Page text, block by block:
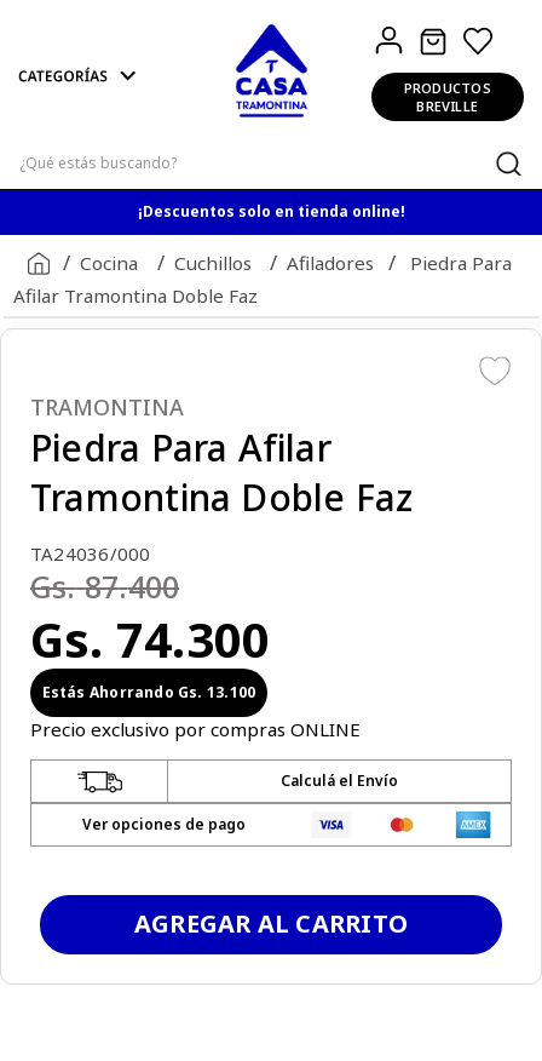
PRODUCTOS
BREVILLE
¡Descuentos solo en tienda online!
Cocina Cuchillos Afiladores
Piedra Para
Afilar Tramontina Doble Faz
TRAMONTINA
Piedra Para Afilar
Tramontina Doble Faz
TA24036/000
Gs. 87.400
Gs. 74.300
Gs. 13.100
Precio exclusivo por compras ONLINE
Calculá el Envío
Ver opciones de pago
AGREGAR AL CARRITO